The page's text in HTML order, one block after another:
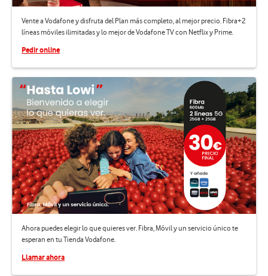
Vente a Vodafone y disfruta del Plan más completo, al mejor precio. Fibra+2
líneas móviles ilimitadas y lo mejor de Vodafone TV con Netflix y Prime.
Pedir online
Ahora puedes elegir lo que quieres ver. Fibra, Móvil y un servicio único te
esperan en tu Tienda Vodafone.
Llamar ahora